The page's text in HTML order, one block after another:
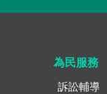
為民服務
訴訟輔導